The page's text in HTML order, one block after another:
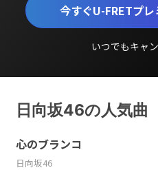
今すぐU-FRETプ
いつでもキャ
日向坂46の人気曲
心のブランコ
日向坂46